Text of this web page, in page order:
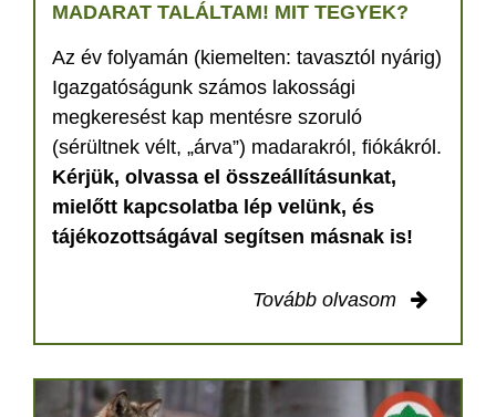
MADARAT TALÁLTAM! MIT TEGYEK?
Az év folyamán (kiemelten: tavasztól nyárig)
Igazgatóságunk számos lakossági
megkeresést kap mentésre szoruló
(sérültnek vélt, „árva”) madarakról, fiókákról.
Kérjük, olvassa el összeállításunkat,
mielőtt kapcsolatba lép velünk, és
tájékozottságával segítsen másnak is!
Tovább olvasom